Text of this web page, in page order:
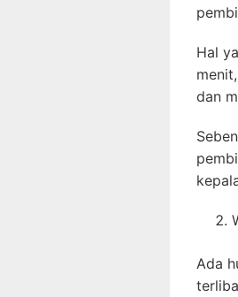
Hal
dan
Ada